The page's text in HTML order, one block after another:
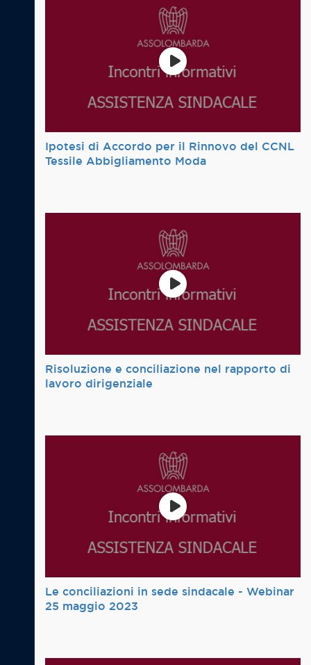
Ipotesi di Accordo per il Rinnovo del CCNL
Tessile Abbigliamento Moda
Risoluzione e conciliazione nel rapporto di
lavoro dirigenziale
Le conciliazioni in sede sindacale - Webinar
25 maggio 2023